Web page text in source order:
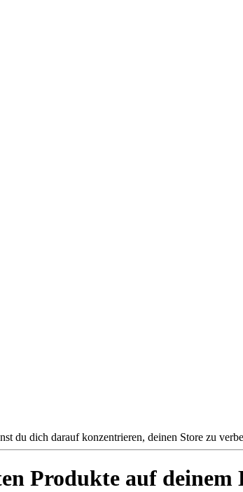
du dich darauf konzentrieren, deinen Store zu
Produkte auf deinem